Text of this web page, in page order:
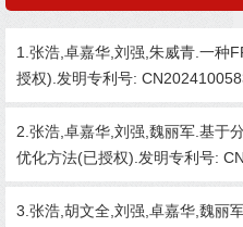
1.张浩,卓嘉华,刘强,朱威青.一种
授权).发明专利号:
2.张浩,卓嘉华,刘强,魏丽军.基于
优化方法(已授权).发明专利号:
3.张浩,胡文全,刘强,卓嘉华,魏丽